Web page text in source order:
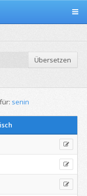
Übersetzen
senin